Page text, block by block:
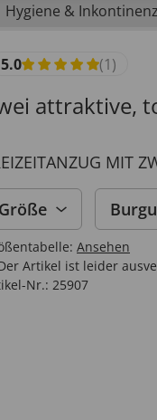
Hygiene & Inkontinenz
5.0 (1)
attraktive,
MIT
Größe
Ansehen
Artikel ist leider
Nr.: 25907